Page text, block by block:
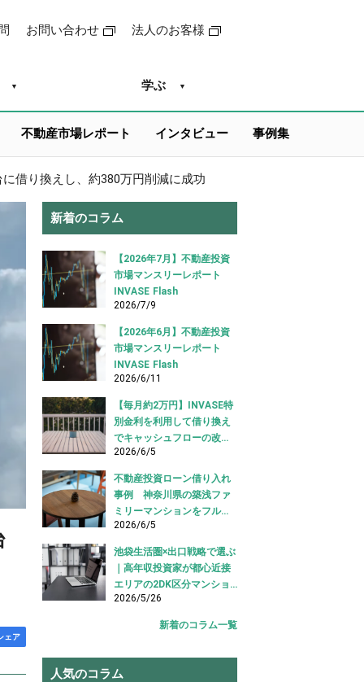
お問い合わせ 法人のお客様
学ぶ
不動産市場レポート インタビュー 事例集
借り換えし、約380万円削減に成功
ェア
新着のコラム
【2026年7月】不動産投資
市場マンスリーレポート
INVASE Flash
2026/7/9
【2026年6月】不動産投資
市場マンスリーレポート
INVASE Flash
2026/6/11
【毎月約2万円】INVASE特
別金利を利用して借り換え
でキャッシュフローの改善
に成功！｜東京都江東区
【不動産投資ローン 借り換
え事例】
2026/6/5
不動産投資ローン借り入れ
事例 神奈川県の築浅ファ
ミリーマンションをフルロ
ーンで借り入れ成功【不動
産投資ローン借り入れ事
例】
2026/6/5
池袋生活圏×出口戦略で選ぶ
｜高年収投資家が都心近接
エリアの2DK区分マンショ
ンを購入した事例【不動産
投資 購入事例】
2026/5/26
新着のコラム一覧
人気のコラム